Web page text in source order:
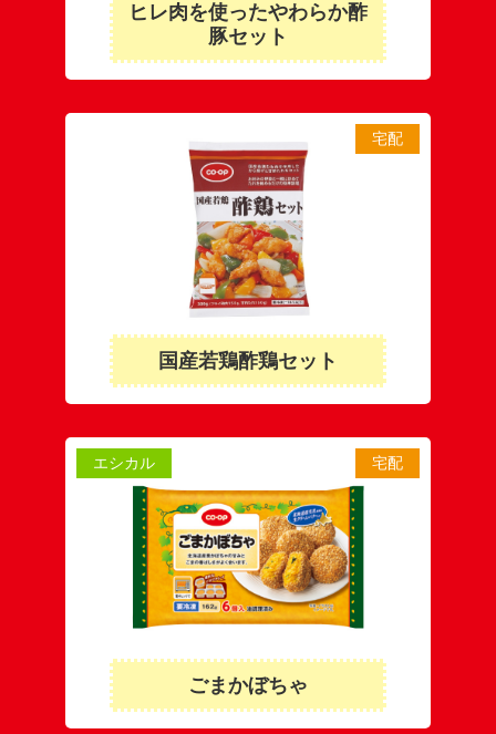
ヒレ肉を使ったやわらか酢
豚セット
宅配
国産若鶏酢鶏セット
エシカル 宅配
ごまかぼちゃ